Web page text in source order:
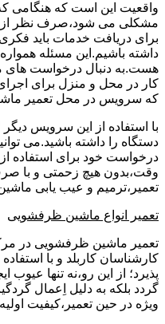
واقعیت این است که هنگامی
مشکلی می شود،صرف نظر از
برای دریافت خدمات باید
داشته باشیم.این مسئله
هست.به دنبال درخواست های
کار در محل و منزل برای
که سرویس در محل تعمیر
با استفاده از این سرویس
دستگاه را داشته باشید.می
درخواست خود برای استفاده
وقت،بدون هیچ زحمتی و با
تعمیر،ترمیم و عیب یابی
تعمیر انواع ماشین ظرفشویی
تعمیر ماشین ظرفشویی در
کارشناسان کاربلد و با
پذیرد؛ از این رو،نه تنها
گردد بلکه به دلیل اِعمال
ویژه در حین تعمیر،کیفیت